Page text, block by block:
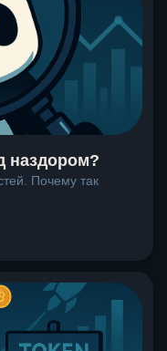
наздором?
Почему так